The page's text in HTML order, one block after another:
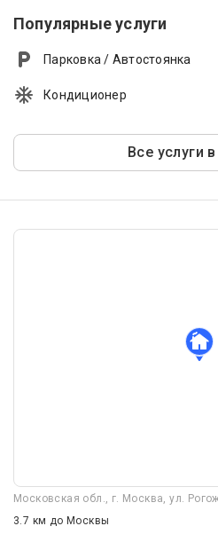
Популярные услуги
Парковка / Автостоянка
Кондиционер
Все услуги в
Московская обл., г. Москва, ул.
3.7 км до Москвы